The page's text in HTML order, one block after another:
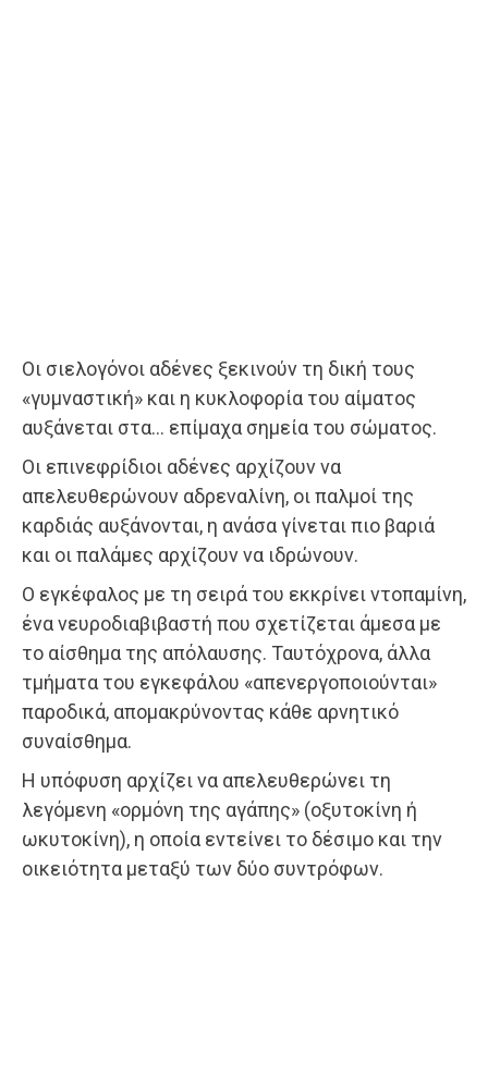
Οι σιελογόνοι αδένες ξεκινούν τη δική τους
«γυμναστική» και η κυκλοφορία του αίματος
αυξάνεται στα… επίμαχα σημεία του σώματος.
Οι επινεφρίδιοι αδένες αρχίζουν να
απελευθερώνουν αδρεναλίνη, οι παλμοί της
καρδιάς αυξάνονται, η ανάσα γίνεται πιο βαριά
και οι παλάμες αρχίζουν να ιδρώνουν.
Ο εγκέφαλος με τη σειρά του εκκρίνει ντοπαμίνη,
ένα νευροδιαβιβαστή που σχετίζεται άμεσα με
το αίσθημα της απόλαυσης. Ταυτόχρονα, άλλα
τμήματα του εγκεφάλου «απενεργοποιούνται»
παροδικά, απομακρύνοντας κάθε αρνητικό
συναίσθημα.
Η υπόφυση αρχίζει να απελευθερώνει τη
λεγόμενη «ορμόνη της αγάπης» (οξυτοκίνη ή
ωκυτοκίνη), η οποία εντείνει το δέσιμο και την
οικειότητα μεταξύ των δύο συντρόφων.